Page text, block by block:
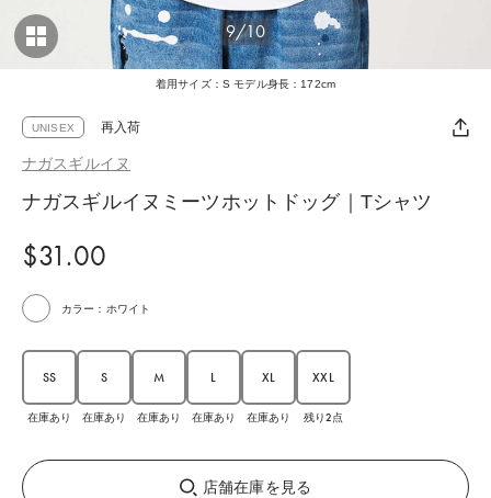
着用サイズ：S モデル身長：172cm
9/10
UNISEX 再入荷
ナガスギルイヌ
ナガスギルイヌミーツホットドッグ｜Tシャツ
$‌31.00
カラー：ホワイト
SS
在庫あり
S
在庫あり
M
在庫あり
L
在庫あり
XL
在庫あり
XXL
残り2点
店舗在庫を見る